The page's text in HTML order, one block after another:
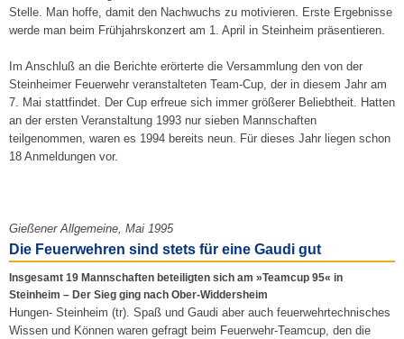
Stelle. Man hoffe, damit den Nachwuchs zu motivieren. Erste Ergebnisse
werde man beim Frühjahrskonzert am 1. April in Steinheim präsentieren.
Im Anschluß an die Berichte erörterte die Versammlung den von der
Steinheimer Feuerwehr veranstalteten Team-Cup, der in diesem Jahr am
7. Mai stattfindet. Der Cup erfreue sich immer größerer Beliebtheit. Hatten
an der ersten Veranstaltung 1993 nur sieben Mannschaften
teilgenommen, waren es 1994 bereits neun. Für dieses Jahr liegen schon
18 Anmeldungen vor.
Gießener Allgemeine, Mai 1995
Die Feuerwehren sind stets für eine Gaudi gut
Insgesamt 19 Mannschaften beteiligten sich am »Teamcup 95« in
Steinheim – Der Sieg ging nach Ober-Widdersheim
Hungen- Steinheim (tr). Spaß und Gaudi aber auch feuerwehrtechnisches
Wissen und Können waren gefragt beim Feuerwehr-Teamcup, den die